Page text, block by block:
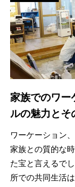
家族でのワー
ルの魅力とそ
ワーケーション
家族との質的な
た宝と言えるで
所での共同生活